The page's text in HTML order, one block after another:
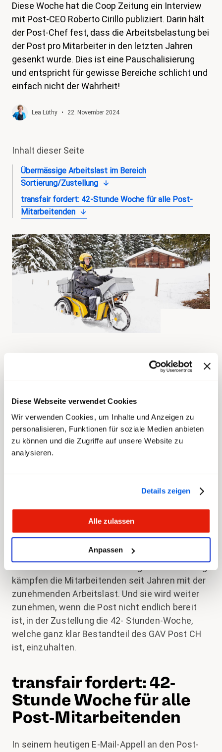
Diese Webseite verwendet Cookies
Wir verwenden Cookies, um Inhalte und Anzeigen zu
personalisieren, Funktionen für soziale Medien anbieten
zu können und die Zugriffe auf unsere Website zu
analysieren.
Details zeigen
Alle zulassen
Anpassen
magazin
Shop
Kontakt
Familienzeit
Meine Lehre. Meine Rechte
Mitglied werden
Diese Woche hat die Coop Zeitung ein Interview
mit Post-CEO Roberto Cirillo publiziert. Darin hält
der Post-Chef fest, dass die Arbeitsbelastung bei
der Post pro Mitarbeiter in den letzten Jahren
gesenkt wurde. Dies ist eine Pauschalisierung
und entspricht für gewisse Bereiche schlicht und
einfach nicht der Wahrheit!
Lea Lüthy • 22. November 2024
Inhalt dieser Seite
Übermässige Arbeitslast im Bereich
Sortierung/Zustellung
transfair fordert: 42-Stunde Woche für alle Post-
Mitarbeitenden
Rund 2,5 Millionen Menschen lesen im Schnitt
die die deutsche Ausgabe der Coop-Zeitung.
mit dem CEO der Post, Roberto Cirillo, gelesen,
dass die Arbeitsbelastung der Post-
Angestellten gesunken ist. Doch stimmt dies
tatsächlich? Zumindest für die Mitarbeitenden
im Bereich Sortierung/Zustellung ist das
Übermässige
Arbeitslast im Bereich
Sortierung/Zustellung
kämpfen die Mitarbeitenden seit Jahren mit der
zunehmenden Arbeitslast. Und sie wird weiter
zunehmen, wenn die Post nicht endlich bereit
ist, in der Zustellung die 42- Stunden-Woche,
welche ganz klar Bestandteil des GAV Post CH
ist, einzuhalten.
transfair fordert: 42-
Stunde Woche für alle
Post-Mitarbeitenden
In seinem heutigen E-Mail-Appell an den Post-